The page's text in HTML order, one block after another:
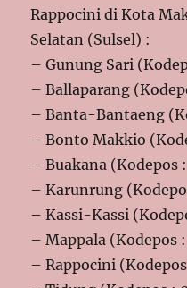
Rappocini di Kota
Selatan (Sulsel) :
– Gunung Sari
– Ballaparang
– Banta-Bantaeng
– Bonto Makkio
– Buakana (Kodepos
– Karunrung
– Kassi-Kassi
– Mappala (Kodepos
– Rappocini